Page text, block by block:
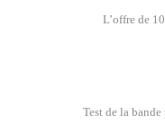
L’offre de
Test de la